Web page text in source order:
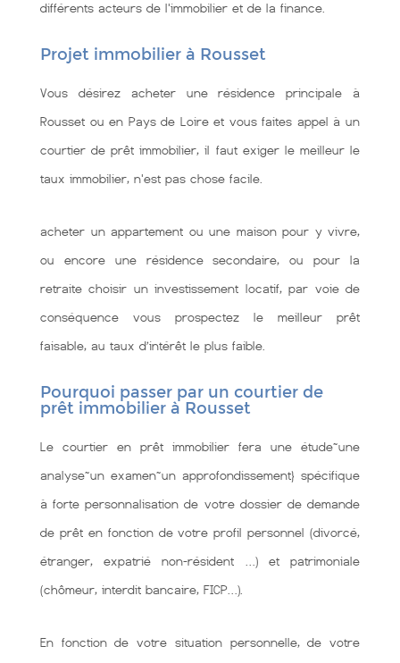
différents acteurs de l'immobilier et de la finance.
Projet immobilier à Rousset
Vous désirez acheter une résidence principale à
Rousset ou en Pays de Loire et vous faites appel à un
courtier de prêt immobilier, il faut exiger le meilleur le
taux immobilier, n'est pas chose facile.
acheter un appartement ou une maison pour y vivre,
ou encore une résidence secondaire, ou pour la
retraite choisir un investissement locatif, par voie de
conséquence vous prospectez le meilleur prêt
faisable, au taux d’intérêt le plus faible.
Pourquoi passer par un courtier de
prêt immobilier à Rousset
Le courtier en prêt immobilier fera une étude~une
analyse~un examen~un approfondissement} spécifique
à forte personnalisation de votre dossier de demande
de prêt en fonction de votre profil personnel (divorcé,
étranger, expatrié non-résident …) et patrimoniale
(chômeur, interdit bancaire, FICP…).
En fonction de votre situation personnelle, de votre